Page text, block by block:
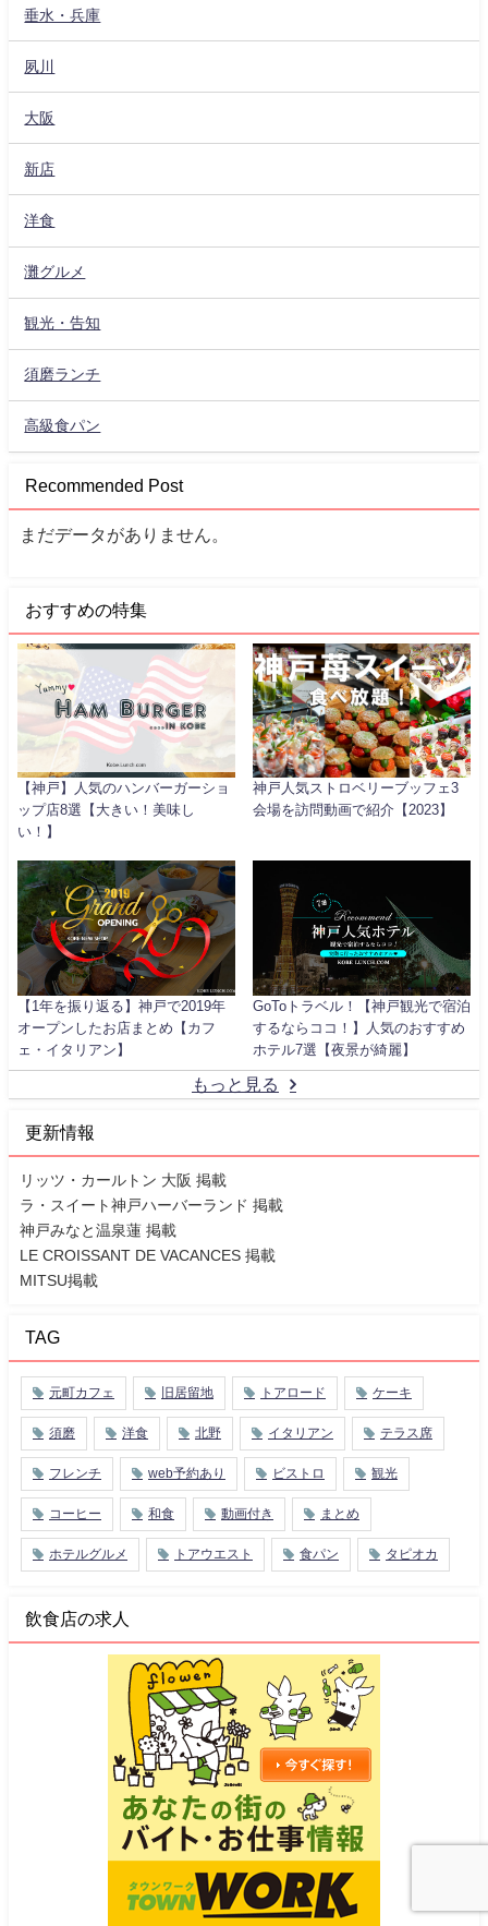
垂水・兵庫
夙川
大阪
新店
洋食
灘グルメ
観光・告知
須磨ランチ
高級食パン
Recommended Post
まだデータがありません。
おすすめの特集
【神戸】人気のハンバーガーショ
ップ店8選【大きい！美味し
い！】
神戸人気ストロベリーブッフェ3
会場を訪問動画で紹介【2023】
【1年を振り返る】神戸で2019年
オープンしたお店まとめ【カフ
ェ・イタリアン】
GoToトラベル！【神戸観光で宿泊
するならココ！】人気のおすすめ
ホテル7選【夜景が綺麗】
もっと見る
更新情報
リッツ・カールトン 大阪 掲載
ラ・スイート神戸ハーバーランド 掲載
神戸みなと温泉蓮 掲載
LE CROISSANT DE VACANCES 掲載
MITSU掲載
TAG
元町カフェ 旧居留地 トアロード ケーキ
須磨 洋食 北野 イタリアン テラス席
フレンチ web予約あり ビストロ 観光
コーヒー 和食 動画付き まとめ
ホテルグルメ トアウエスト 食パン タピオカ
飲食店の求人